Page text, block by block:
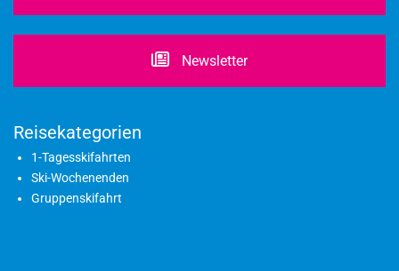
Newsletter
Reisekategorien
1-Tagesskifahrten
Ski-Wochenenden
Gruppenskifahrt